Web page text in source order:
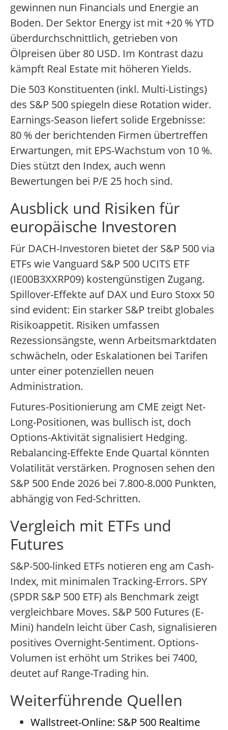
gewinnen nun Financials und Energie an
Boden. Der Sektor Energy ist mit +20 % YTD
überdurchschnittlich, getrieben von
Ölpreisen über 80 USD. Im Kontrast dazu
kämpft Real Estate mit höheren Yields.
Die 503 Konstituenten (inkl. Multi-Listings)
des S&P 500 spiegeln diese Rotation wider.
Earnings-Season liefert solide Ergebnisse:
80 % der berichtenden Firmen übertreffen
Erwartungen, mit EPS-Wachstum von 10 %.
Dies stützt den Index, auch wenn
Bewertungen bei P/E 25 hoch sind.
Ausblick und Risiken für
europäische Investoren
Für DACH-Investoren bietet der S&P 500 via
ETFs wie Vanguard S&P 500 UCITS ETF
(IE00B3XXRP09) kostengünstigen Zugang.
Spillover-Effekte auf DAX und Euro Stoxx 50
sind evident: Ein starker S&P treibt globales
Risikoappetit. Risiken umfassen
Rezessionsängste, wenn Arbeitsmarktdaten
schwächeln, oder Eskalationen bei Tarifen
unter einer potenziellen neuen
Administration.
Futures-Positionierung am CME zeigt Net-
Long-Positionen, was bullisch ist, doch
Options-Aktivität signalisiert Hedging.
Rebalancing-Effekte Ende Quartal könnten
Volatilität verstärken. Prognosen sehen den
S&P 500 Ende 2026 bei 7.800-8.000 Punkten,
abhängig von Fed-Schritten.
Vergleich mit ETFs und
Futures
S&P-500-linked ETFs notieren eng am Cash-
Index, mit minimalen Tracking-Errors. SPY
(SPDR S&P 500 ETF) als Benchmark zeigt
vergleichbare Moves. S&P 500 Futures (E-
Mini) handeln leicht über Cash, signalisieren
positives Overnight-Sentiment. Options-
Volumen ist erhöht um Strikes bei 7400,
deutet auf Range-Trading hin.
Weiterführende Quellen
Wallstreet-Online: S&P 500 Realtime